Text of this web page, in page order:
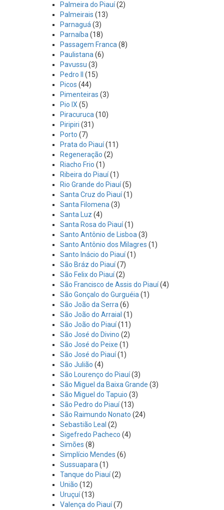
Palmeira do Piauí(2)
Palmeirais (13)
Parnaguá (3)
Parnaíba (18)
Passagem Franca (8)
Paulistana (6)
Pavussu (3)
Pedro II
(15)
Picos (44)
Pimenteiras (3)
Pio IX (5)
Piracuruca (10)
Piripiri (31)
Porto (7)
Prata do Piauí(11)
Regeneração (2)
Riacho Frio (1)
Ribeira do Piauí(1)
Rio Grande do Piauí(5)
Santa Cruz do Piauí(1)
Santa Filomena (3)
Santa Luz (4)
Santa Rosa do Piauí(1)
Santo Antônio de Lisboa (3)
Santo Antônio dos Milagres (1)
Santo Inácio do Piauí(1)
São Bráz do Piauí(7)
São Felix do Piauí(2)
São Francisco de Assis do Piauí(4)
São Gonçalo do Gurguéia (1)
São João da Serra (6)
São João do Arraial (1)
São João do Piauí(11)
São José do Divino (2)
São José do Peixe (1)
São José do Piauí(1)
São Julião (4)
São Lourenço do Piauí(3)
São Miguel da Baixa Grande (3)
São Miguel do Tapuio (3)
São Pedro do Piauí(13)
São Raimundo Nonato (24)
Sebastião Leal (2)
Sigefredo Pacheco (4)
Simões (8)
Simplício Mendes (6)
Sussuapara (1)
Tanque do Piauí(2)
União (12)
Uruçuí(13)
Valença do Piauí(7)